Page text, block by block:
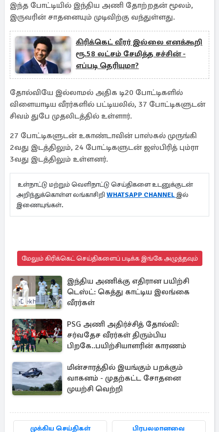
இந்த போட்டியில் இந்திய அணி தோற்றதன் மூலம்,
இருவரின் சாதனையும் முடிவிற்கு வந்துள்ளது.
கிரிக்கெட் வீரர் இல்லை எனக்கூறி
ரூ.58 லட்சம் சேமித்த சச்சின் -
எப்படி தெரியுமா?
தோல்வியே இல்லாமல் அதிக டி20 போட்டிகளில்
விளையாடிய வீரர்களில் பட்டியலில், 37 போட்டிகளுடன்
சிவம் துபே முதலிடத்தில் உள்ளார்.
27 போட்டிகளுடன் உகாண்டாவின் பாஸ்கல் முருங்கி
2வது இடத்திலும், 24 போட்டிகளுடன் ஜஸ்பிரித் பும்ரா
3வது இடத்திலும் உள்ளனர்.
உள்நாட்டு மற்றும் வெளிநாட்டு செய்திகளை உடனுக்குடன்
அறிந்துக்கொள்ள லங்காசிறி WHATSAPP CHANNEL இல்
இணையுங்கள்.
மேலும் கிரிக்கெட் செய்திகளைப் படிக்க இங்கே அழுத்தவும்
இந்திய அணிக்கு எதிரான பயிற்சி
டெஸ்ட்: கெத்து காட்டிய இலங்கை
வீரர்கள்
PSG அணி அதிர்ச்சித் தோல்வி:
சர்வதேச வீரர்கள் திரும்பிய
பிறகே..பயிற்சியாளரின் காரணம்
மின்சாரத்தில் இயங்கும் பறக்கும்
வாகனம் - முதற்கட்ட சோதனை
முயற்சி வெற்றி
முக்கிய செய்திகள் பிரபலமானவை